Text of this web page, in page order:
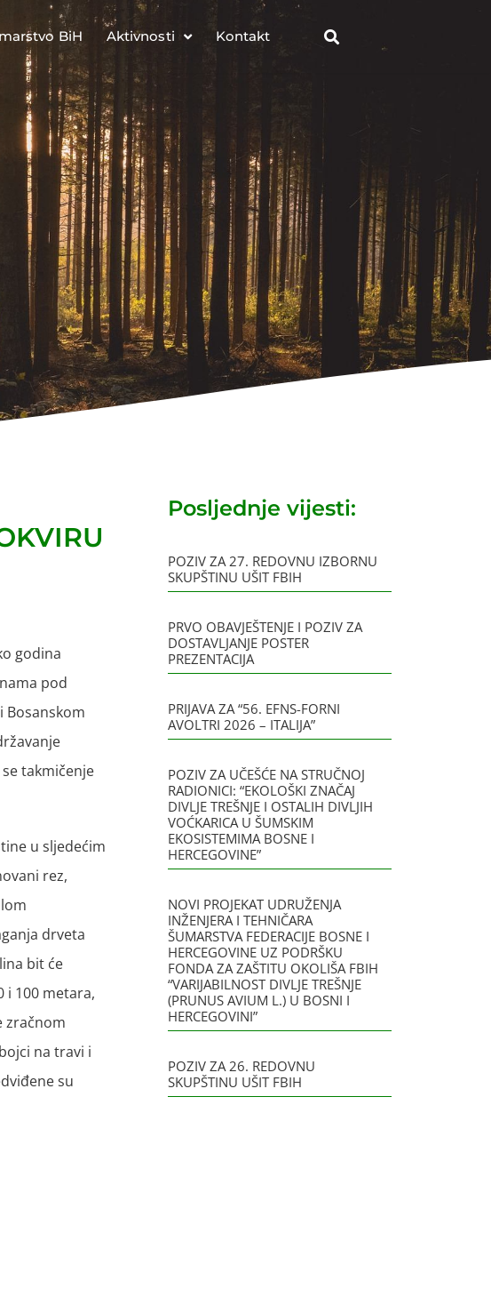
BiH Aktivnosti Kontakt
godina
pod
Bosanskom
takmičenje
u sljedećim
rez,
drveta
bit će
i 100 metara,
zračnom
na travi i
su
Posljednje vijesti:
POZIV ZA 27. REDOVNU IZBORNU
SKUPŠTINU UŠIT FBIH
PRVO OBAVJEŠTENJE I POZIV ZA
DOSTAVLJANJE POSTER
PREZENTACIJA
PRIJAVA ZA “56. EFNS-FORNI
AVOLTRI 2026 – ITALIJA”
POZIV ZA UČEŠĆE NA STRUČNOJ
RADIONICI: “EKOLOŠKI ZNAČAJ
DIVLJE TREŠNJE I OSTALIH DIVLJIH
VOĆKARICA U ŠUMSKIM
EKOSISTEMIMA BOSNE I
HERCEGOVINE”
NOVI PROJEKAT UDRUŽENJA
INŽENJERA I TEHNIČARA
ŠUMARSTVA FEDERACIJE BOSNE I
HERCEGOVINE UZ PODRŠKU
FONDA ZA ZAŠTITU OKOLIŠA FBIH
“VARIJABILNOST DIVLJE TREŠNJE
(PRUNUS AVIUM L.) U BOSNI I
HERCEGOVINI”
POZIV ZA 26. REDOVNU
SKUPŠTINU UŠIT FBIH